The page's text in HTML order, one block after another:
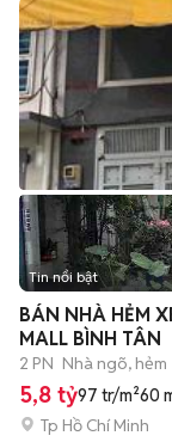
Tin nổi bật
BÁN NHÀ HẺM
MALL BÌNH TÂN
2 PN Nhà ngõ, hẻm
5,8 tỷ97 tr/m²60
Tp Hồ Chí Minh